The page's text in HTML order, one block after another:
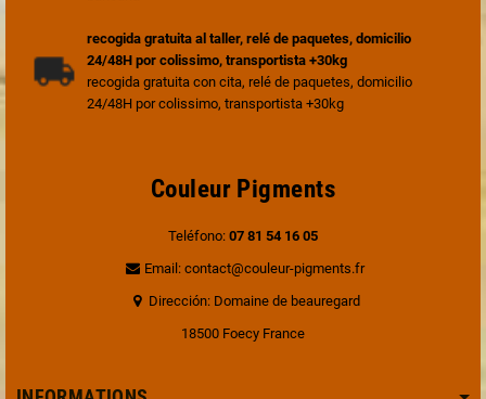
recogida gratuita al taller, relé de paquetes, domicilio
24/48H por colissimo, transportista +30kg
recogida gratuita con cita, relé de paquetes, domicilio
24/48H por colissimo, transportista +30kg
Couleur Pigments
Teléfono: 07 81 54 16 05
Email: contact@couleur-pigments.fr
Dirección: Domaine de beauregard
18500 Foecy France